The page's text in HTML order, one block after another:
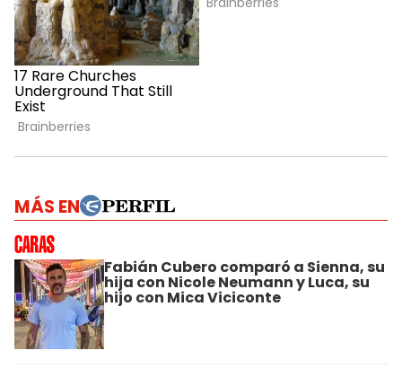
MÁS EN
Fabián Cubero comparó a Sienna, su
hija con Nicole Neumann y Luca, su
hijo con Mica Viciconte